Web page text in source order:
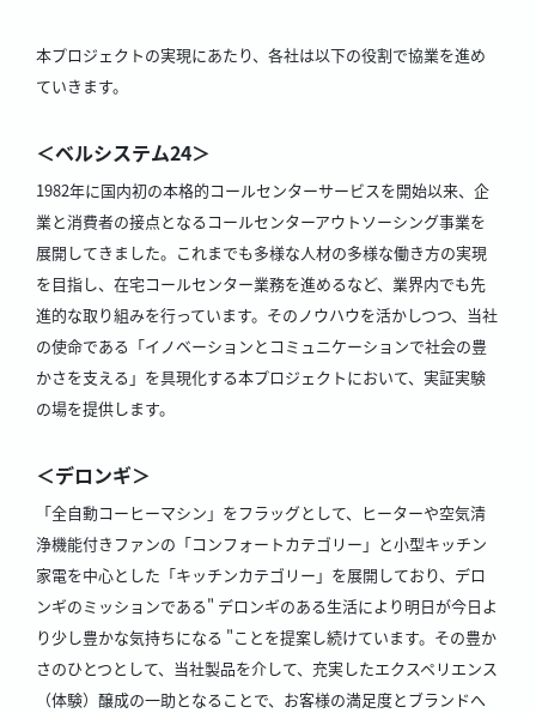
本プロジェクトの実現にあたり、各社は以下の役割で協業を進め
ていきます。
＜ベルシステム24＞
1982年に国内初の本格的コールセンターサービスを開始以来、企
業と消費者の接点となるコールセンターアウトソーシング事業を
展開してきました。これまでも多様な人材の多様な働き方の実現
を目指し、在宅コールセンター業務を進めるなど、業界内でも先
進的な取り組みを行っています。そのノウハウを活かしつつ、当社
の使命である「イノベーションとコミュニケーションで社会の豊
かさを支える」を具現化する本プロジェクトにおいて、実証実験
の場を提供します。
＜デロンギ＞
「全自動コーヒーマシン」をフラッグとして、ヒーターや空気清
浄機能付きファンの「コンフォートカテゴリー」と小型キッチン
家電を中心とした「キッチンカテゴリー」を展開しており、デロ
ンギのミッションである" デロンギのある生活により明日が今日よ
り少し豊かな気持ちになる "ことを提案し続けています。その豊か
さのひとつとして、当社製品を介して、充実したエクスペリエンス
（体験）醸成の一助となることで、お客様の満足度とブランドへ